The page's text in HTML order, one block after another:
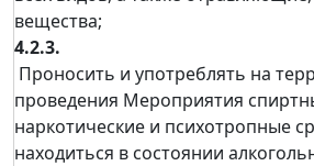
вещества;
4.2.3.
Проносить и употреблять на
проведения Мероприятия
наркотические и психотропные
находиться в состоянии